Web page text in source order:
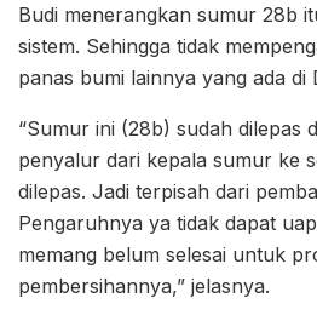
Budi menerangkan sumur 28b
sistem. Sehingga tidak
panas bumi lainnya yang ada di
“Sumur ini (28b) sudah dilepas
penyalur dari kepala sumur ke
dilepas. Jadi terpisah dari
Pengaruhnya ya tidak dapat
memang belum selesai untuk
pembersihannya,” jelasnya.